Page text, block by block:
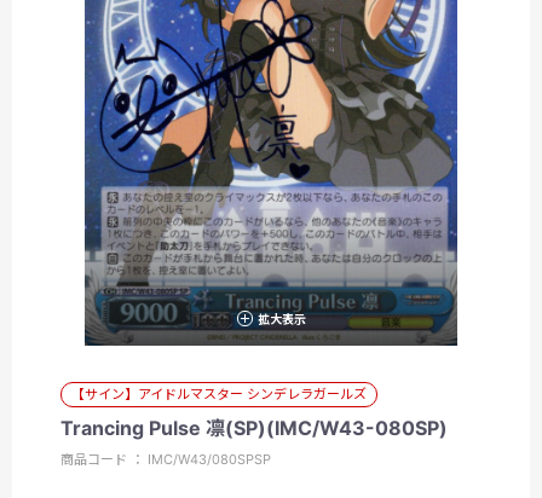
拡大表示
【サイン】アイドルマスター シンデレラガールズ
Trancing Pulse 凛(SP)(IMC/W43-080SP)
商品コード ： IMC/W43/080SPSP